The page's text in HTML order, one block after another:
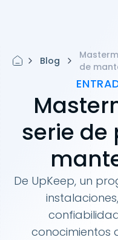
Blog
de
serie de
De UpKeep, un
conocimientos